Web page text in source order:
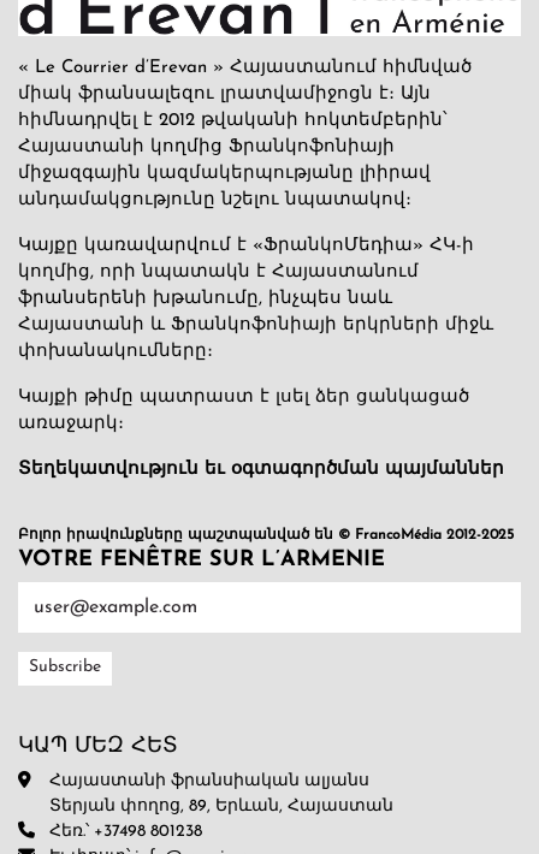
« Le Courrier d’Erevan » Հայաստանում հիմնված
միակ ֆրանսալեզու լրատվամիջոցն է։ Այն
հիմնադրվել է 2012 թվականի հոկտեմբերին՝
Հայաստանի կողմից Ֆրանկոֆոնիայի
միջազգային կազմակերպությանը լիիրավ
անդամակցությունը նշելու նպատակով։
Կայքը կառավարվում է «ՖրանկոՄեդիա» ՀԿ-ի
կողմից, որի նպատակն է Հայաստանում
ֆրանսերենի խթանումը, ինչպես նաև
Հայաստանի և Ֆրանկոֆոնիայի երկրների միջև
փոխանակումները։
Կայքի թիմը պատրաստ է լսել ձեր ցանկացած
առաջարկ։
Տեղեկատվություն եւ օգտագործման պայմաններ
Բոլոր իրավունքները պաշտպանված են © FrancoMédia 2012-2025
VOTRE FENÊTRE SUR L’ARMENIE
ԿԱՊ ՄԵԶ ՀԵՏ
Հայաստանի ֆրանսիական ալյանս
Տերյան փողոց, 89, Երևան, Հայաստան
Հեռ.՝ +37498 801238